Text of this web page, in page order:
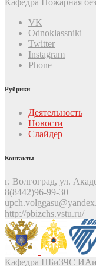
VK
Odnoklassniki
Twitter
Instagram
Phone
Рубрики
Деятельность
Новости
Слайдер
Контакты
г. Волгоград, ул.
8(8442)96-99-30
http://pbizchs.vstu.ru/
Кафедра ПБиЗЧС